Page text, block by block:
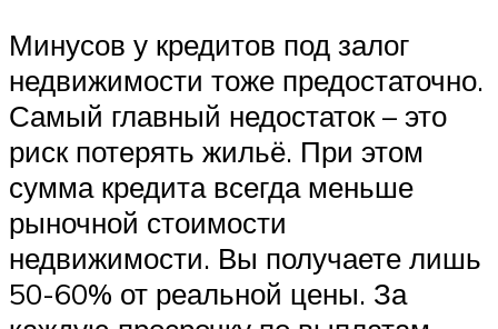
Минусов у кредитов под залог
недвижимости тоже предостаточно.
Самый главный недостаток – это
риск потерять жильё. При этом
сумма кредита всегда меньше
рыночной стоимости
недвижимости. Вы получаете лишь
50-60% от реальной цены. За